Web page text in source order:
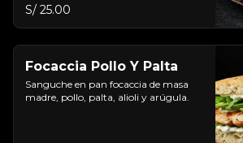
S/ 25.00
Focaccia Pollo Y Palta
Sanguche en pan focaccia de masa
madre, pollo, palta, alioli y arúgula.